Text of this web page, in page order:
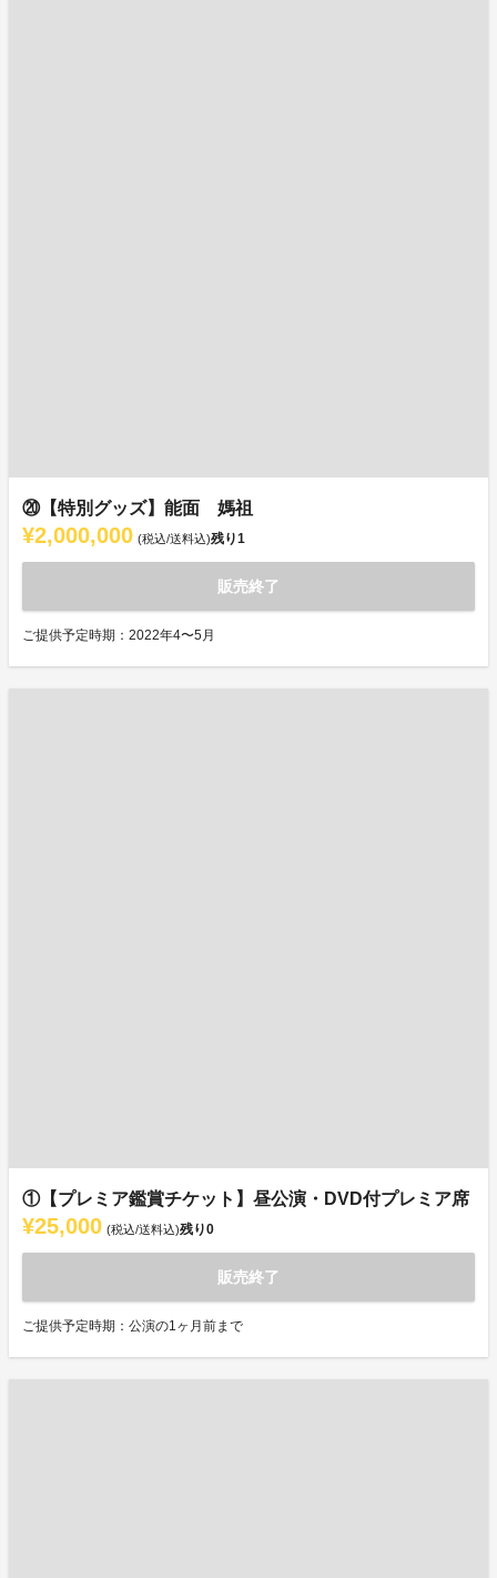
⑳【特別グッズ】能面 媽祖
¥2,000,000 (税込/送料込)残り1
販売終了
ご提供予定時期：2022年4〜5月
①【プレミア鑑賞チケット】昼公演・DVD付プレミア席
¥25,000 (税込/送料込)残り0
販売終了
ご提供予定時期：公演の1ヶ月前まで